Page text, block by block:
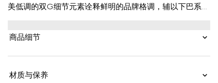
美低调的双G细节元素诠释鲜明的品牌格调，辅以下巴系带
商品细节
材质与保养